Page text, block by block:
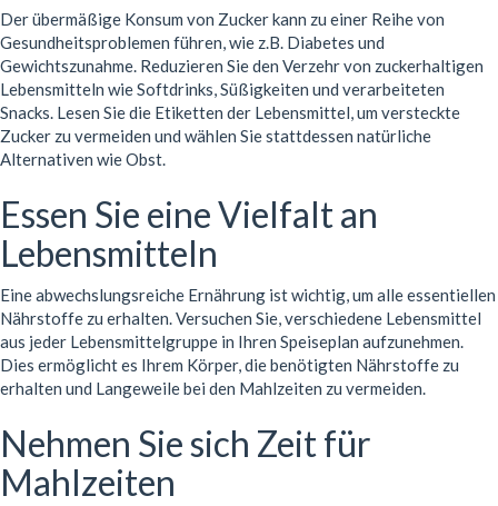
Der übermäßige Konsum von Zucker kann zu einer Reihe von
Gesundheitsproblemen führen, wie z.B. Diabetes und
Gewichtszunahme. Reduzieren Sie den Verzehr von zuckerhaltigen
Lebensmitteln wie Softdrinks, Süßigkeiten und verarbeiteten
Snacks. Lesen Sie die Etiketten der Lebensmittel, um versteckte
Zucker zu vermeiden und wählen Sie stattdessen natürliche
Alternativen wie Obst.
Essen Sie eine Vielfalt an
Lebensmitteln
Eine abwechslungsreiche Ernährung ist wichtig, um alle essentiellen
Nährstoffe zu erhalten. Versuchen Sie, verschiedene Lebensmittel
aus jeder Lebensmittelgruppe in Ihren Speiseplan aufzunehmen.
Dies ermöglicht es Ihrem Körper, die benötigten Nährstoffe zu
erhalten und Langeweile bei den Mahlzeiten zu vermeiden.
Nehmen Sie sich Zeit für
Mahlzeiten